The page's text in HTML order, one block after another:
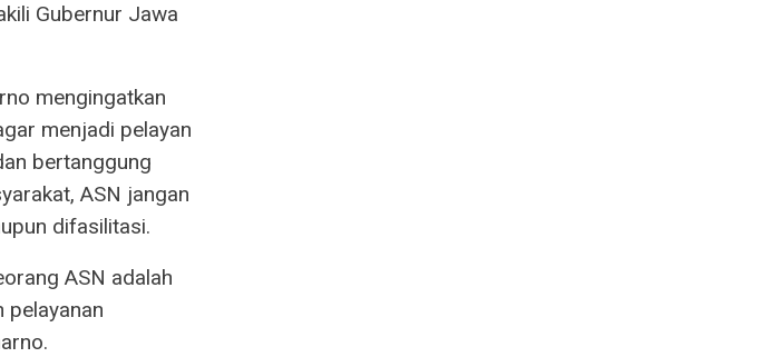
Gubernur Jawa
mengingatkan
menjadi pelayan
bertanggung
ASN jangan
difasilitasi.
ASN adalah
pelayanan